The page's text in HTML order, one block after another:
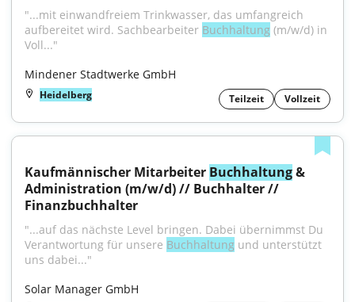
"...mit einwandfreiem Trinkwasser, das umfangreich
aufbereitet wird. Sachbearbeiter Buchhaltung (m⁠/⁠w⁠/⁠d) in
Voll..."
Mindener Stadtwerke GmbH
Heidelberg Teilzeit Vollzeit
Kaufmännischer Mitarbeiter Buchhaltung &
Administration (m/w/d) // Buchhalter //
Finanzbuchhalter
"...auf das nächste Level bringen. Dabei übernimmst Du
Verantwortung für unsere Buchhaltung und unterstützt
uns dabei..."
Solar Manager GmbH